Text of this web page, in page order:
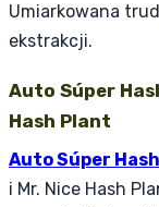
Umiarkowana
ekstrakcji.
Auto Súper
Hash Plant
Auto Súper Hash
i Mr. Nice Hash